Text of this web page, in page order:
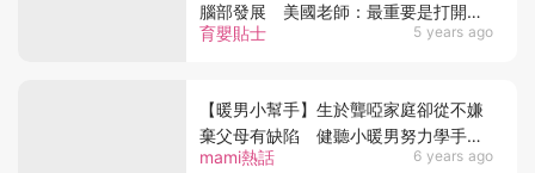
育嬰貼士 5 years ago
腦部發展 美國老師：最重要是打開認
識世界的另一扇門
mami熱話 6 years ago
【暖男小幫手】生於聾啞家庭卻從不嫌
棄父母有缺陷 健聽小暖男努力學手語
只為聽障爸媽翻譯電影